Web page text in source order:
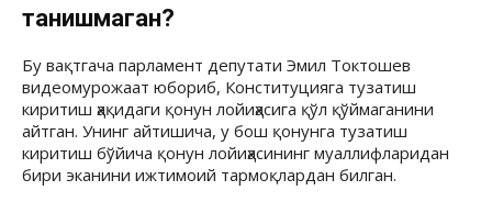
танишмаган?
Бу вақтгача парламент депутати Эмил Токтошев
видеомурожаат юбориб, Конституцияга тузатиш
киритиш ҳақидаги қонун лойиҳасига қўл қўймаганини
айтган. Унинг айтишича, у бош қонунга тузатиш
киритиш бўйича қонун лойиҳасининг муаллифларидан
бири эканини ижтимоий тармоқлардан билган.